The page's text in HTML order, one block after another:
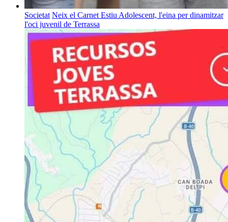
Societat Neix el Carnet Estiu Adolescent, l'eina per dinamitzar
l'oci juvenil de Terrassa